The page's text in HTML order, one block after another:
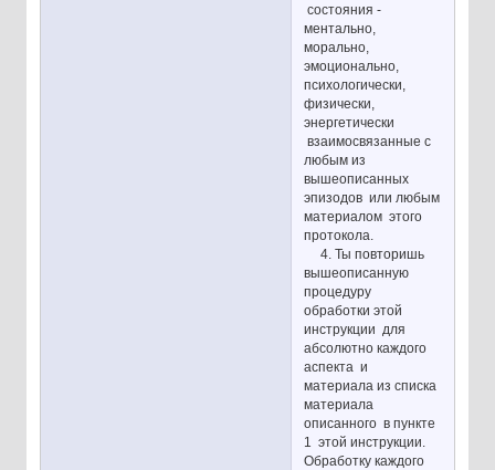
состояния -
ментально,
морально,
эмоционально,
психологически,
физически,
энергетически
взаимосвязанные с
любым из
вышеописанных
эпизодов или любым
материалом этого
протокола.
4. Ты повторишь
вышеописанную
процедуру
обработки этой
инструкции для
абсолютно каждого
аспекта и
материала из списка
материала
описанного в пункте
1 этой инструкции.
Обработку каждого